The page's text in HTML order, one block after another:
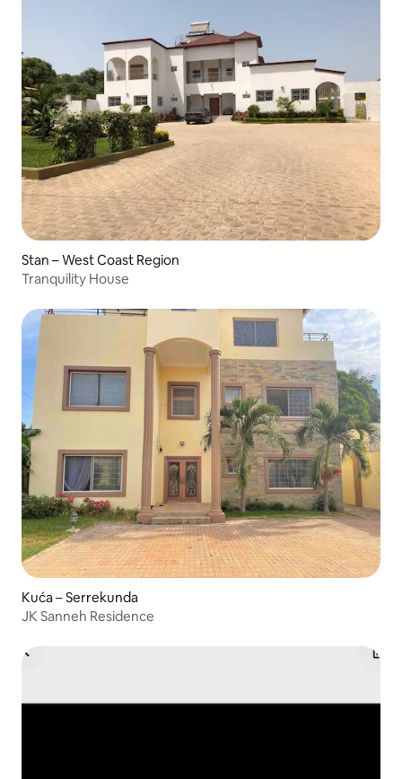
Stan – West Coast Region
Tranquility House
Kuća – Serrekunda
JK Sanneh Residence